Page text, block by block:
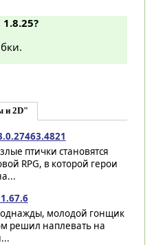
и 2D"
птички становятся
RPG, в которой герои
однажды, молодой гонщик
решил наплевать на